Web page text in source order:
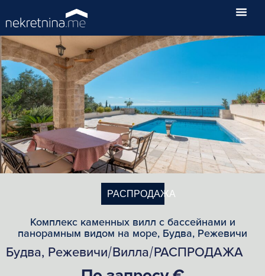
РАСПРОДАЖА
Комплекс каменных вилл с бассейнами и
панорамным видом на море, Будва, Режевичи
Будва, Режевичи/Вилла/РАСПРОДАЖА